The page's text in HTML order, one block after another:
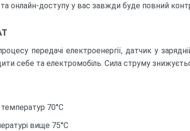
онлайн-доступу у вас завжди буде повний
передачі електроенергії, датчик у
себе та електромобіль. Сила струму
70°C
вище 75°C